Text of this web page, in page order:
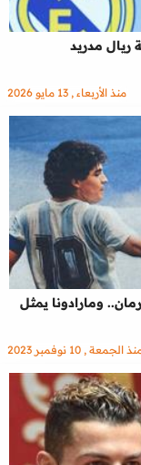
ريال مدريد
منذ الأربعاء , 13 مايو 2026
ومارادونا يمثل
الجمعة , 10 نوفمبر 2023